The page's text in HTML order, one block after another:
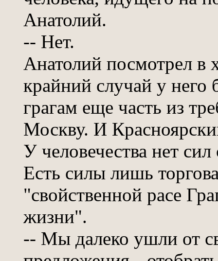
Анатолий.
-- Нет.
Анатолий посмотрел в
крайний случай у
грагам еще часть из
Москву. И
У человечества нет
Есть силы лишь
"свойственной расе
жизни".
-- Мы далеко ушли от